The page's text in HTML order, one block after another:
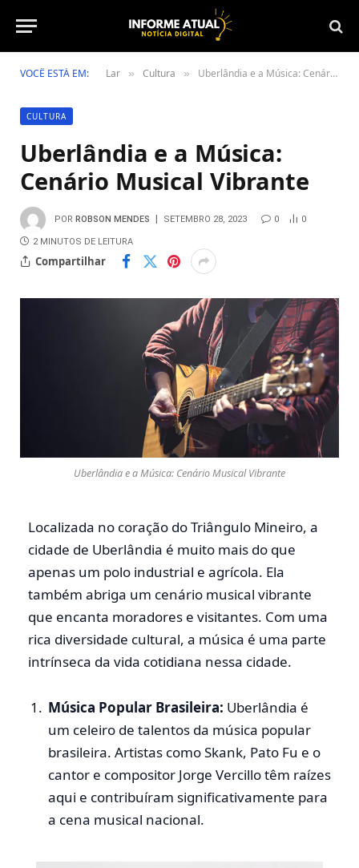
VOCÊ ESTÁ EM: Lar » Cultura » Uberlândia e a Música: Cenário Musical Vibrante
CULTURA
Uberlândia e a Música:
Cenário Musical Vibrante
POR ROBSON MENDES SETEMBRO 28, 2023 0 0
2 MINUTOS DE LEITURA
Compartilhar
Uberlândia e a Música: Cenário Musical Vibrante
Localizada no coração do Triângulo Mineiro, a
cidade de Uberlândia é muito mais do que
apenas um polo industrial e agrícola. Ela
também abriga um cenário musical vibrante
que encanta moradores e visitantes. Com uma
rica diversidade cultural, a música é uma parte
intrínseca da vida cotidiana nessa cidade.
Música Popular Brasileira: Uberlândia é
um celeiro de talentos da música popular
brasileira. Artistas como Skank, Pato Fu e o
cantor e compositor Jorge Vercillo têm raízes
aqui e contribuíram significativamente para
a cena musical nacional.